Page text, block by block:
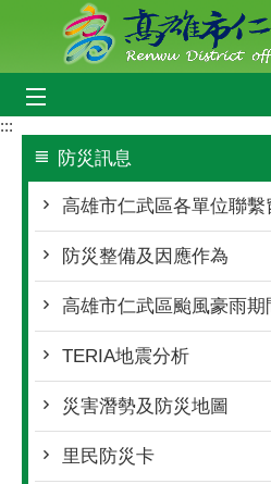
跳到主要內容區塊
:::
防災訊息
高雄市仁武區各單位聯繫
防災整備及因應作為
高雄市仁武區颱風豪雨期
TERIA地震分析
災害潛勢及防災地圖
里民防災卡